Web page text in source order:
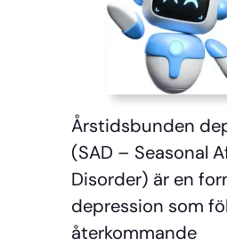
Årstidsbunden
(SAD – Seasonal
Disorder) är en
depression som
återkommande